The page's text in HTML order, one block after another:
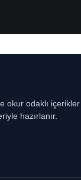
okur odaklı içerikler
hazırlanır.